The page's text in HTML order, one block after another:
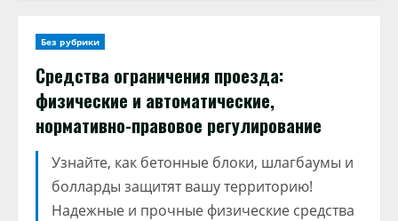
Без рубрики
Средства ограничения проезда:
физические и автоматические,
нормативно-правовое регулирование
Узнайте, как бетонные блоки, шлагбаумы и
болларды защитят вашу территорию!
Надежные и прочные физические средства